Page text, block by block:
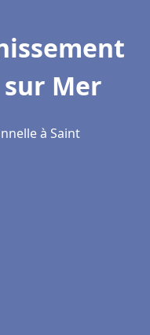
Mer
à Saint